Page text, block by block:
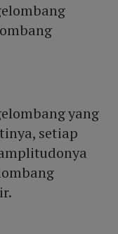
yang
setiap